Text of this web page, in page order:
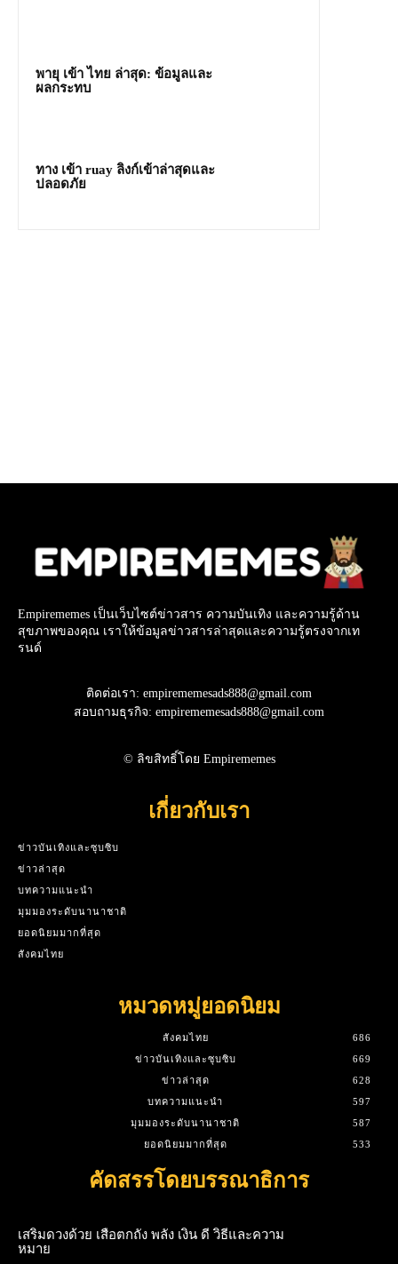
พายุ เข้า ไทย ล่าสุด: ข้อมูลและ
ผลกระทบ
ทาง เข้า ruay ลิงก์เข้าล่าสุดและ
ปลอดภัย
Empirememes เป็นเว็บไซต์ข่าวสาร ความบันเทิง และความรู้ด้าน
สุขภาพของคุณ เราให้ข้อมูลข่าวสารล่าสุดและความรู้ตรงจากเท
รนด์
ติดต่อเรา: empirememesads888@gmail.com
สอบถามธุรกิจ: empirememesads888@gmail.com
© ลิขสิทธิ์โดย Empirememes
เกี่ยวกับเรา
ข่าวบันเทิงและซุบซิบ
ข่าวล่าสุด
บทความแนะนำ
มุมมองระดับนานาชาติ
ยอดนิยมมากที่สุด
สังคมไทย
หมวดหมู่ยอดนิยม
สังคมไทย
686
ข่าวบันเทิงและซุบซิบ
669
ข่าวล่าสุด
628
บทความแนะนำ
597
มุมมองระดับนานาชาติ
587
ยอดนิยมมากที่สุด
533
คัดสรรโดยบรรณาธิการ
เสริมดวงด้วย เสือตกถัง พลัง เงิน ดี วิธีและความ
หมาย